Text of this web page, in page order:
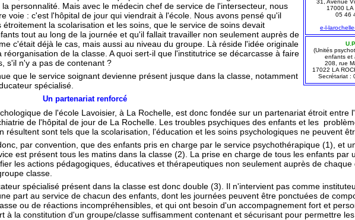
31, Avenue
17000 LA
05 46
e-l-
(Unités
enfants et
208, rue
17022 LA
Secrétariat :
personnalité. Mais avec le médecin chef de service de l'intersecteur, nous
voie : c'est l'hôpital de jour qui viendrait à l'école. Nous avons pensé qu'il
étroitement la scolarisation et les soins, que le service de soins devait
tout au long de la journée et qu'il fallait travailler non seulement auprès de
c'était déjà le cas, mais aussi au niveau du groupe. Là réside l'idée originale
réorganisation de la classe. A quoi sert-il que l'institutrice se décarcasse à faire
s'il n'y a pas de contenant ?
que le service soignant devienne présent jusque dans la classe, notamment
spécialisé.
Un partenariat renforcé
de l'école Lavoisier, à La Rochelle, est donc fondée sur un partenariat étroit entre
de l'hôpital de jour de La Rochelle. Les troubles psychiques des enfants et les
résultent sont tels que la scolarisation, l'éducation et les soins psychologiques ne peuvent
par convention, que des enfants pris en charge par le service psychothérapique (1), et
est présent tous les matins dans la classe (2). La prise en charge de tous les enfants par
les actions pédagogiques, éducatives et thérapeutiques non seulement auprès de chaque
classe.
spécialisé présent dans la classe est donc double (3). Il n'intervient pas comme
part au service de chacun des enfants, dont les journées peuvent être ponctuées de
ou de réactions incompréhensibles, et qui ont besoin d'un accompagnement fort et
à la constitution d'un groupe/classe suffisamment contenant et sécurisant pour permettre les